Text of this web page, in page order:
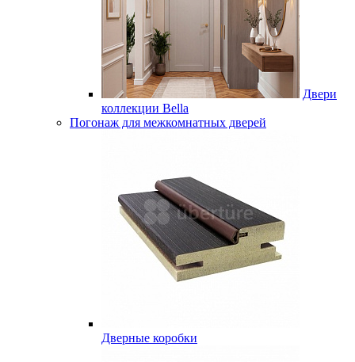
Двери
коллекции Bella
Погонаж для межкомнатных дверей
Дверные коробки